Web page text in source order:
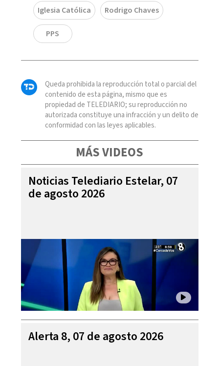
Iglesia Católica Rodrigo Chaves
PPS
Queda prohibida la reproducción total o parcial del
contenido de esta página, mismo que es
propiedad de TELEDIARIO; su reproducción no
autorizada constituye una infracción y un delito de
conformidad con las leyes aplicables.
MÁS VIDEOS
Noticias Telediario Estelar, 07
de agosto 2026
Alerta 8, 07 de agosto 2026